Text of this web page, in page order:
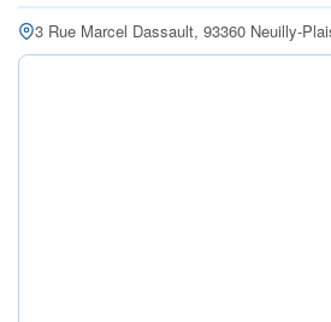
3 Rue Marcel Dassault, 93360 Neuilly-